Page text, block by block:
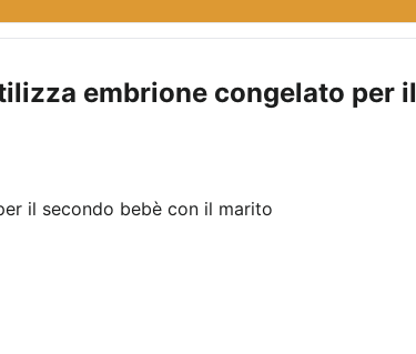
embrione congelato per il